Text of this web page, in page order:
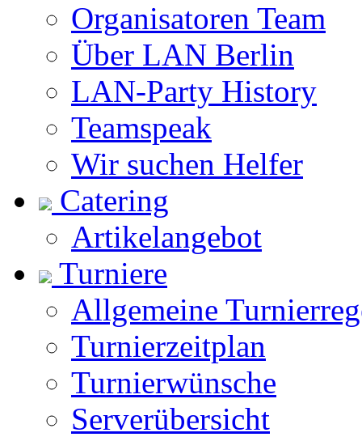
Organisatoren Team
Über LAN Berlin
LAN-Party History
Teamspeak
Wir suchen Helfer
Catering
Artikelangebot
Turniere
Allgemeine
Turnierzeitplan
Turnierwünsche
Serverübersicht